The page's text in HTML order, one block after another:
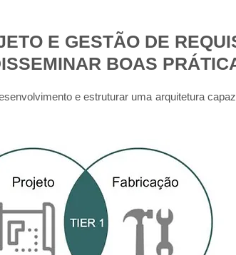
E GESTÃO DE
BOAS
e estruturar uma arquitetura